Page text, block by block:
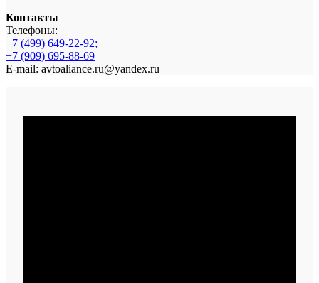
Контакты
Телефоны:
+7 (499) 649-22-92;
+7 (909) 695-88-69
E-mail: avtoaliance.ru@yandex.ru